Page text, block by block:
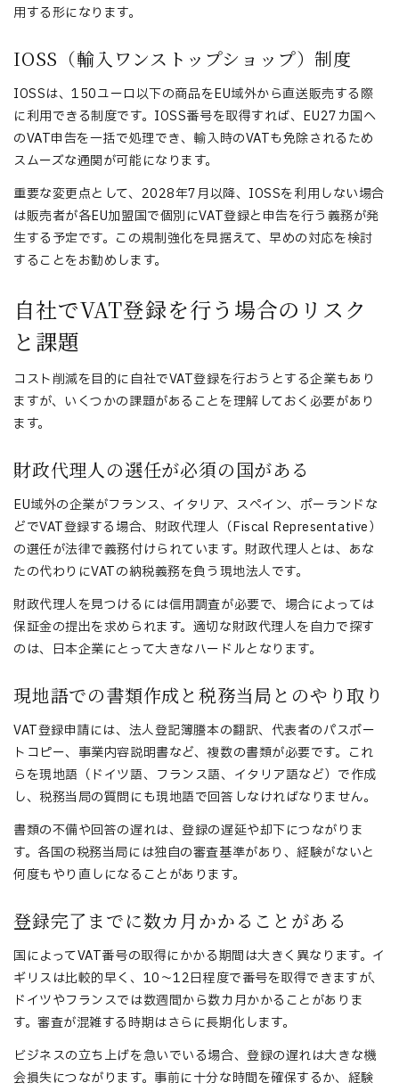
用する形になります。
IOSS（輸入ワンストップショップ）制度
IOSSは、150ユーロ以下の商品をEU域外から直送販売する際
に利用できる制度です。IOSS番号を取得すれば、EU27カ国へ
のVAT申告を一括で処理でき、輸入時のVATも免除されるため
スムーズな通関が可能になります。
重要な変更点として、2028年7月以降、IOSSを利用しない場合
は販売者が各EU加盟国で個別にVAT登録と申告を行う義務が発
生する予定です。この規制強化を見据えて、早めの対応を検討
することをお勧めします。
自社でVAT登録を行う場合のリスク
と課題
コスト削減を目的に自社でVAT登録を行おうとする企業もあり
ますが、いくつかの課題があることを理解しておく必要があり
ます。
財政代理人の選任が必須の国がある
EU域外の企業がフランス、イタリア、スペイン、ポーランドな
どでVAT登録する場合、財政代理人（Fiscal Representative）
の選任が法律で義務付けられています。財政代理人とは、あな
たの代わりにVATの納税義務を負う現地法人です。
財政代理人を見つけるには信用調査が必要で、場合によっては
保証金の提出を求められます。適切な財政代理人を自力で探す
のは、日本企業にとって大きなハードルとなります。
現地語での書類作成と税務当局とのやり取り
VAT登録申請には、法人登記簿謄本の翻訳、代表者のパスポー
トコピー、事業内容説明書など、複数の書類が必要です。これ
らを現地語（ドイツ語、フランス語、イタリア語など）で作成
し、税務当局の質問にも現地語で回答しなければなりません。
書類の不備や回答の遅れは、登録の遅延や却下につながりま
す。各国の税務当局には独自の審査基準があり、経験がないと
何度もやり直しになることがあります。
登録完了までに数カ月かかることがある
国によってVAT番号の取得にかかる期間は大きく異なります。イ
ギリスは比較的早く、10〜12日程度で番号を取得できますが、
ドイツやフランスでは数週間から数カ月かかることがありま
す。審査が混雑する時期はさらに長期化します。
ビジネスの立ち上げを急いでいる場合、登録の遅れは大きな機
会損失につながります。事前に十分な時間を確保するか、経験